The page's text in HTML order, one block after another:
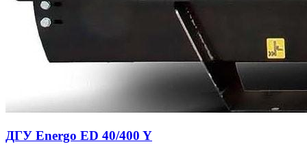
ДГУ Energo ED 40/400 Y